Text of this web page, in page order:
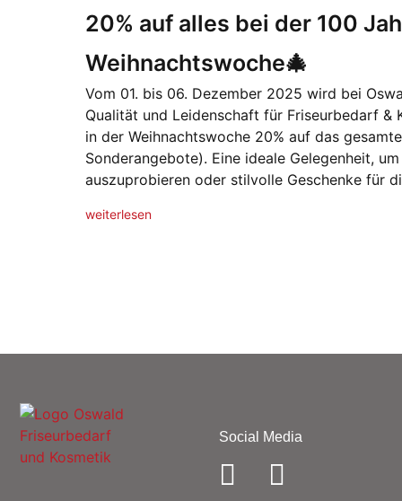
20% auf alles bei der 100
Weihnachtswoche🎄
Vom 01. bis 06. Dezember 2025 wird bei
Qualität und Leidenschaft für Friseurbedarf &
in der Weihnachtswoche 20% auf das
Sonderangebote). Eine ideale Gelegenheit,
auszuprobieren oder stilvolle Geschenke für
weiterlesen
Social Media